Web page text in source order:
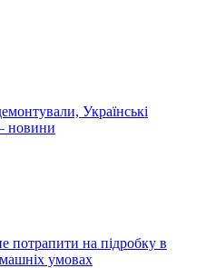
Українські
новини
потрапити на підробку в
умовах